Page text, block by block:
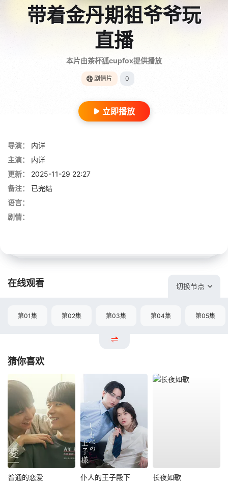
带着金丹期祖爷爷玩
直播
本片由茶杯狐cupfox提供播放
剧情片 0
立即播放
导演：
内详
主演：
内详
更新：
2025-11-29 22:27
备注：
已完结
语言：
剧情：
在线观看 切换节点
第01集 第02集 第03集 第04集 第05集
猜你喜欢
普通的恋爱 仆人的王子殿下 长夜如歌